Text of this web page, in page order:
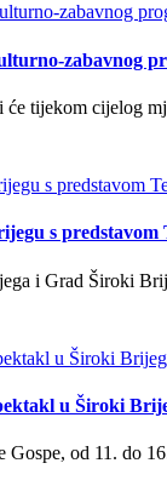
zabavnog
tijekom cijelog
s predstavom
i Grad Široki
u Široki
od 11. do